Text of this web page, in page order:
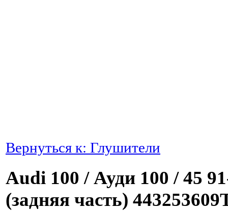
Вернуться к: Глушители
Audi 100 / Ауди 100 / 45
(задняя часть)